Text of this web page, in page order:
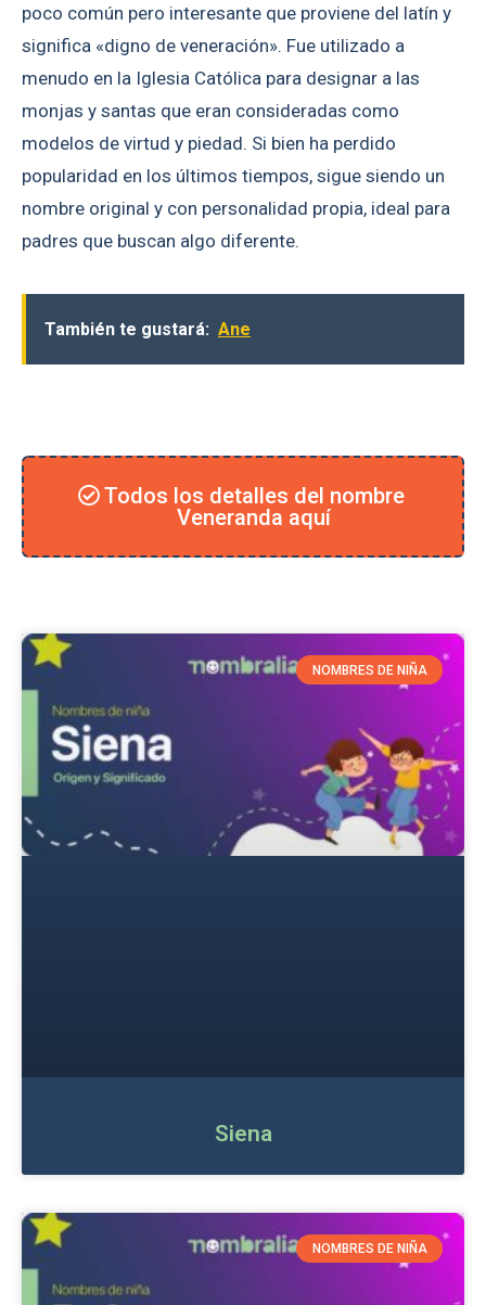
poco común pero interesante que proviene del latín y
significa «digno de veneración». Fue utilizado a
menudo en la Iglesia Católica para designar a las
monjas y santas que eran consideradas como
modelos de virtud y piedad. Si bien ha perdido
popularidad en los últimos tiempos, sigue siendo un
nombre original y con personalidad propia, ideal para
padres que buscan algo diferente.
También te gustará: Ane
Todos los detalles del nombre
Veneranda aquí
NOMBRES DE NIÑA
Siena
NOMBRES DE NIÑA